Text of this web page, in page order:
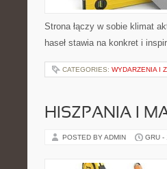
Strona łączy w sobie klimat
haseł stawia na konkret i
CATEGORIES: WYDARZENIA I
HISZPANIA I
POSTED BY ADMIN GRU -